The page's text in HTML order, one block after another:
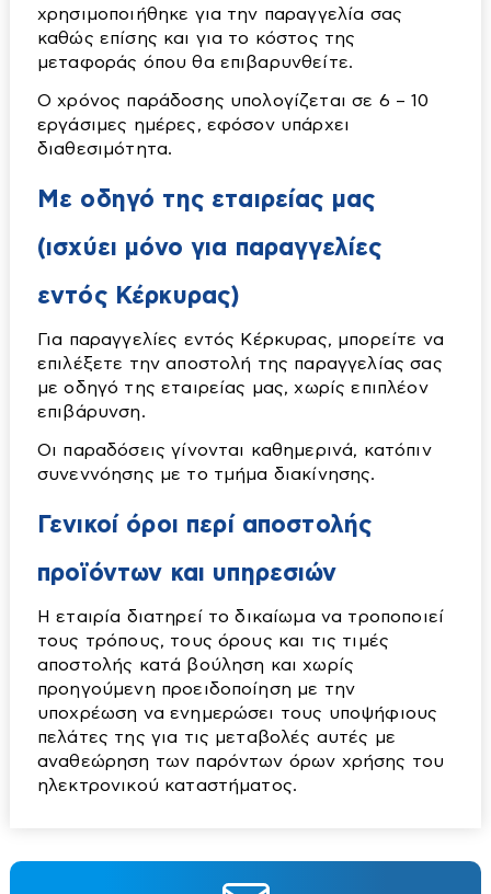
Καμπίνες
Λεκάνες
Μπαταρίες
Νεροχύτες
Νιπτήρες-Κολώνες
Σπιράλ - Τηλέφωνα
Στήλες Ντούζ
Τηλεοράσεις
Απλίκες τοίχου-κολωνάκια
Ασφαλείας
Διάφορα
Εξωτερικού Χώρου
Λαμπτήρες
Οροφής κρεμαστά
Πολύπριζα-μπαλαντέζες-φις
Πορτατίφ
Πρίζες-διακόπτες
Τοίχου
Έπιπλα
Βιβλιοθήκες
Γραφεία-Καρέκλες
Ερμάρια
Καθρέπτες
Καναπέδες
Καρέκλες
Μαξιλάρια-Καλύμματα-Παπλώματα
Ντουλάπες-Ραφιέρες
Παπουτσοθήκες
Πολυθρόνες
Σκαμπό
Στρώματα
Συρταριέρες
Τουαλέτες-κονσόλες
Αποθήκες-μπαούλα-σκίαστρα
Διάφορα είδη εξοχής
Κιόσκια
Κούνιες
Ξαπλώστρες
Παγκάκια
Τραπέζια
Στρώματα
Δεξαμενές
Αντλίες
Διάφορα εξαρτήματα
Βενζιναντλίες
Επιφάνειας
Πιεστικά Δοχεία
Πιεστικά Συγκροτήματα
Αγροτικά
Αλυσοπρίονα
Αναλώσιμα
Δοχεία αποθήκευσης λαδιού-κρασιού
Ελαιοραβδιστικά
Εργαλεία χειρός
Μικροσυσκευές
Αποχυμωτές-στίφτες
Αρτοπαρασκευαστές
Οικιακές Συσκευές
χρησιμοποιήθηκε για την παραγγελία σας
καθώς επίσης και για το κόστος της
μεταφοράς όπου θα επιβαρυνθείτε.
Ο χρόνος παράδοσης υπολογίζεται σε 6 – 10
εργάσιμες ημέρες, εφόσον υπάρχει
διαθεσιμότητα.
Με οδηγό της εταιρείας μας
(ισχύει μόνο για παραγγελίες
εντός Κέρκυρας)
Για παραγγελίες εντός Κέρκυρας, μπορείτε να
επιλέξετε την αποστολή της παραγγελίας σας
με οδηγό τηςεταιρείας μας, χωρίς επιπλέον
επιβάρυνση.
Οι παραδόσεις γίνονται καθημερινά, κατόπιν
συνεννόησης με το τμήμα διακίνησης.
Γενικοί όροι περί αποστολής
προϊόντων και υπηρεσιών
Η εταιρία διατηρεί το δικαίωμα να τροποποιεί
τους τρόπους, τους όρους και τις τιμές
αποστολής κατά βούληση και χωρίς
προηγούμενη προειδοποίηση με την
υποχρέωση να ενημερώσει τους υποψήφιους
πελάτες της για τις μεταβολές αυτές με
αναθεώρηση των παρόντων όρων χρήσης του
ηλεκτρονικού καταστήματος.